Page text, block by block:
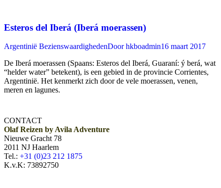
Esteros del Iberá (Iberá moerassen)
Argentinië BezienswaardighedenDoorhkboadmin16 maart 2017
De Iberá moerassen (Spaans: Esteros del Iberá, Guaraní: ý berá, wat
“helder water” betekent), is een gebied in de provincie Corrientes,
Argentinië. Het kenmerkt zich door de vele moerassen, venen,
meren en lagunes.
CONTACT
Olaf Reizen by Avila Adventure
Nieuwe Gracht 78
2011 NJ Haarlem
Tel.: +31 (0)23 212 1875
K.v.K: 73892750